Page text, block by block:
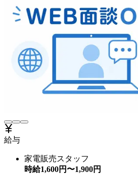
給与
家電販売スタッフ
時給1,600円〜1,900円